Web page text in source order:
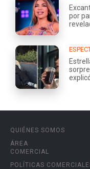
por
QUIÉNES SOMOS
ÁREA
COMERCIAL
POLÍTICAS